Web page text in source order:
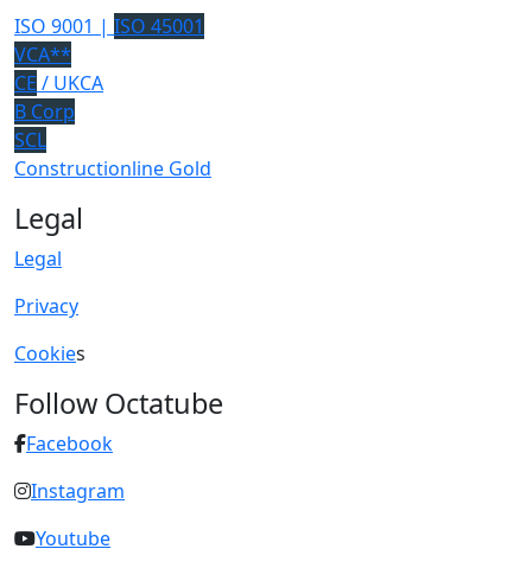
ISO 9001 | ISO 45001
VCA**
CE / UKCA
B Corp
SCL
Constructionline Gold
Legal
Legal
Privacy
Cookies
Follow Octatube
Facebook
Instagram
Youtube